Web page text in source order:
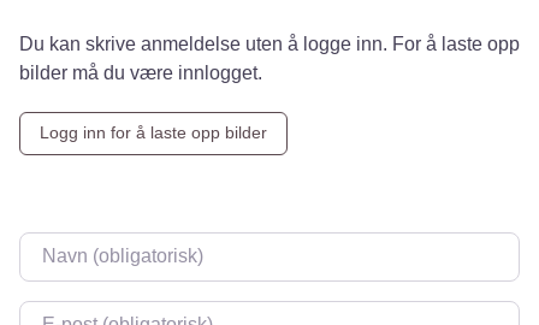
Du kan skrive anmeldelse uten å logge inn. For å laste opp
bilder må du være innlogget.
Logg inn for å laste opp bilder
Navn
E-post